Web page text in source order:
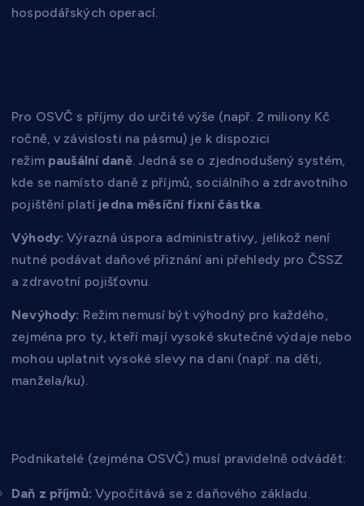
hospodářských operací.
Pro OSVČ s příjmy do určité výše (např. 2 miliony Kč
ročně, v závislosti na pásmu) je k dispozici
režim paušální daně. Jedná se o zjednodušený systém,
kde se namísto daně z příjmů, sociálního a zdravotního
pojištění platí jedna měsíční fixní částka.
Výhody: Výrazná úspora administrativy, jelikož není
nutné podávat daňové přiznání ani přehledy pro ČSSZ
a zdravotní pojišťovnu.
Nevýhody: Režim nemusí být výhodný pro každého,
zejména pro ty, kteří mají vysoké skutečné výdaje nebo
mohou uplatnit vysoké slevy na dani (např. na děti,
manžela/ku).
Podnikatelé (zejména OSVČ) musí pravidelně odvádět:
Daň z příjmů: Vypočítává se z daňového základu.